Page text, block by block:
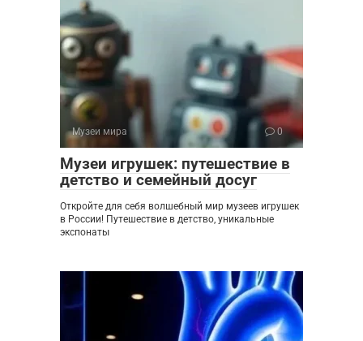
Музеи мира 0
Музеи игрушек: путешествие в
детство и семейный досуг
Откройте для себя волшебный мир музеев игрушек
в России! Путешествие в детство, уникальные
экспонаты